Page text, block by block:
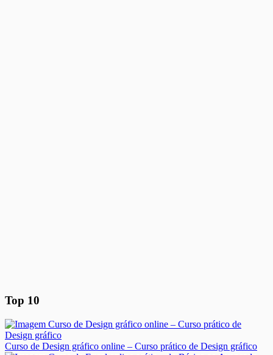
Top 10
Curso de Design gráfico online – Curso prático de Design gráfico